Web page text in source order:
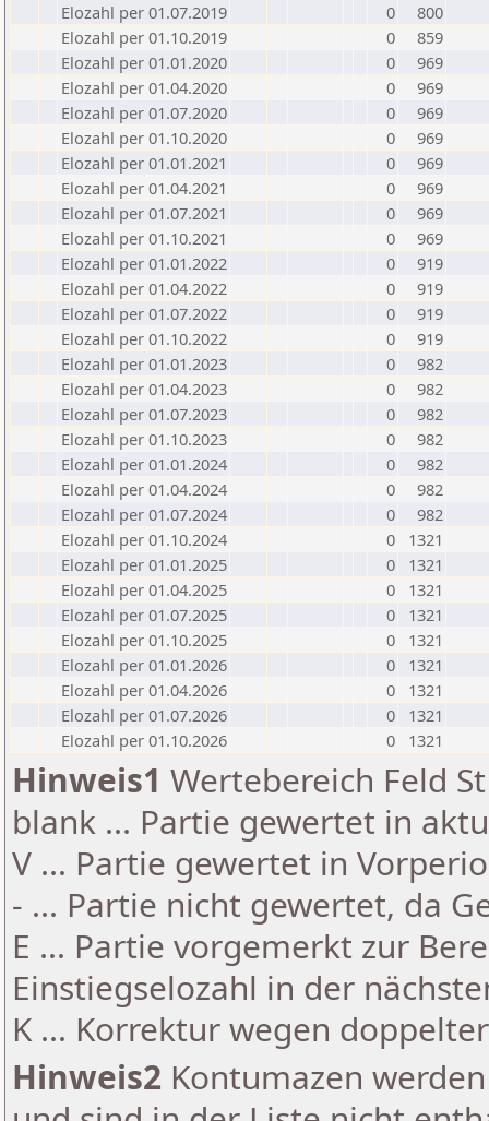
Elozahl per 01.07.2019
0
800
Elozahl per 01.10.2019
0
859
Elozahl per 01.01.2020
0
969
Elozahl per 01.04.2020
0
969
Elozahl per 01.07.2020
0
969
Elozahl per 01.10.2020
0
969
Elozahl per 01.01.2021
0
969
Elozahl per 01.04.2021
0
969
Elozahl per 01.07.2021
0
969
Elozahl per 01.10.2021
0
969
Elozahl per 01.01.2022
0
919
Elozahl per 01.04.2022
0
919
Elozahl per 01.07.2022
0
919
Elozahl per 01.10.2022
0
919
Elozahl per 01.01.2023
0
982
Elozahl per 01.04.2023
0
982
Elozahl per 01.07.2023
0
982
Elozahl per 01.10.2023
0
982
Elozahl per 01.01.2024
0
982
Elozahl per 01.04.2024
0
982
Elozahl per 01.07.2024
0
982
Elozahl per 01.10.2024
0
1321
Elozahl per 01.01.2025
0
1321
Elozahl per 01.04.2025
0
1321
Elozahl per 01.07.2025
0
1321
Elozahl per 01.10.2025
0
1321
Elozahl per 01.01.2026
0
1321
Elozahl per 01.04.2026
0
1321
Elozahl per 01.07.2026
0
1321
Elozahl per 01.10.2026
0 1321
Hinweis1 Wertebereich Feld
blank ... Partie gewertet in
V ... Partie gewertet in
- ... Partie nicht gewertet, da
E ... Partie vorgemerkt zur
Einstiegselozahl in der
K ... Korrektur wegen
Hinweis2 Kontumazen